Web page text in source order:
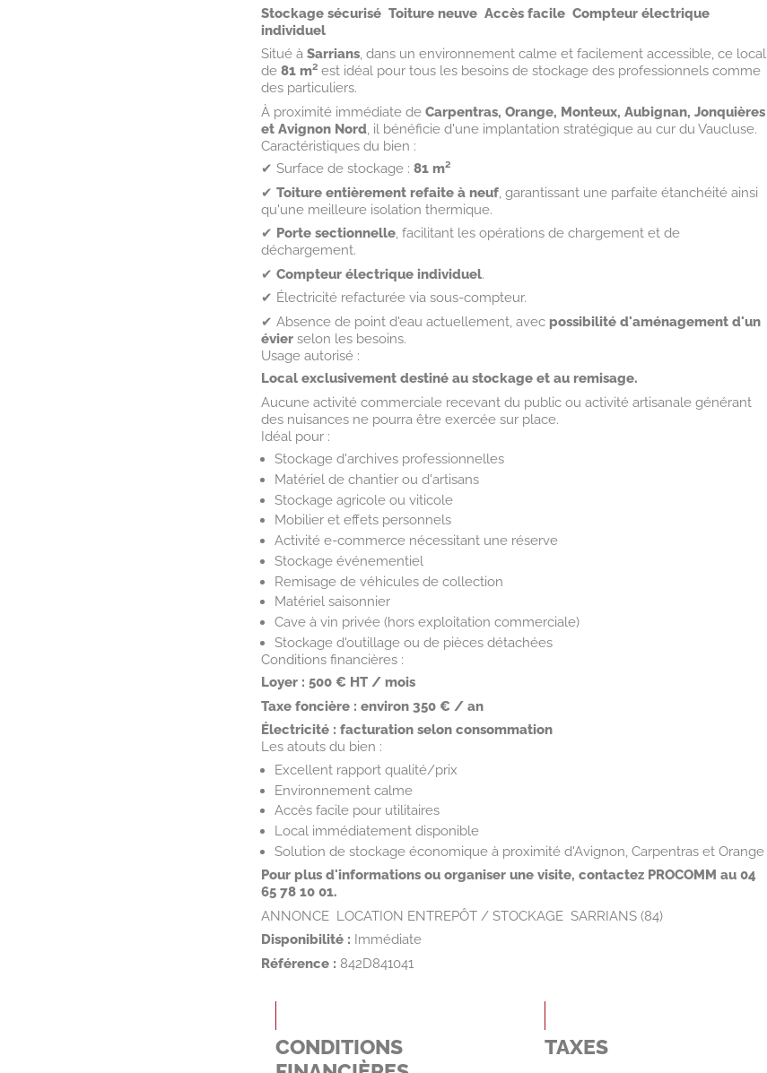
Stockage sécurisé  Toiture neuve  Accès facile  Compteur électrique
individuel
Situé àSarrians, dans un environnement calme et facilement accessible, ce local
de81 m² est idéal pour tous les besoins de stockage des professionnels comme
des particuliers.
À proximité immédiate deCarpentras, Orange, Monteux, Aubignan, Jonquières
et Avignon Nord , il bénéficie d'une implantation stratégique au cur du Vaucluse.
Caractéristiques du bien :
✔ Surface de stockage :81 m²
✔Toiture entièrement refaite à neuf , garantissant une parfaite étanchéité ainsi
qu'une meilleure isolation thermique.
✔ Porte sectionnelle, facilitant les opérations de chargement et de
déchargement.
✔Compteur électrique individuel.
✔ Électricité refacturée via sous-compteur.
✔ Absence de point d'eau actuellement, avec possibilité d'aménagement d'un
évier selon les besoins.
Usage autorisé :
Local exclusivement destiné au stockage et au remisage.
Aucune activité commerciale recevant du public ou activité artisanale générant
des nuisances ne pourra être exercée sur place.
Idéal pour :
Stockage d'archives professionnelles
Matériel de chantier ou d'artisans
Stockage agricole ou viticole
Mobilier et effets personnels
Activité e-commerce nécessitant une réserve
Stockage événementiel
Remisage de véhicules de collection
Matériel saisonnier
Cave à vin privée (hors exploitation commerciale)
Stockage d'outillage ou de pièces détachées
Conditions financières :
Loyer : 500 € HT / mois
Taxe foncière : environ 350 € / an
Électricité : facturation selon consommation
Les atouts du bien :
Excellent rapport qualité/prix
Environnement calme
Accès facile pour utilitaires
Local immédiatement disponible
Solution de stockage économique à proximité d'Avignon, Carpentras et Orange
Pour plus d'informations ou organiser une visite, contactez PROCOMM au 04
65 78 10 01.
ANNONCE  LOCATION ENTREPÔT / STOCKAGE  SARRIANS (84)
Disponibilité : Immédiate
Référence : 842D841041
CONDITIONS
TAXES